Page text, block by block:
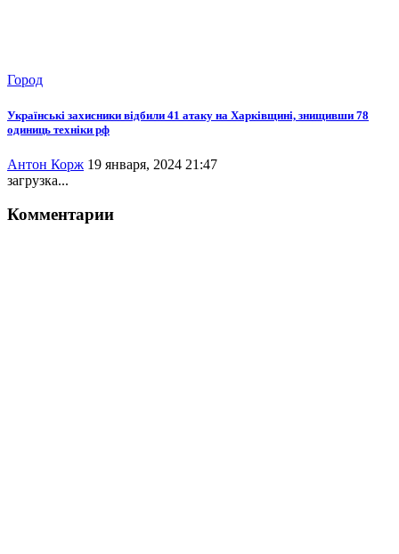
Город
Українські захисники відбили 41 атаку на Харківщині, знищивши 78
одиниць техніки рф
Антон Корж 19 января, 2024 21:47
загрузка...
Комментарии